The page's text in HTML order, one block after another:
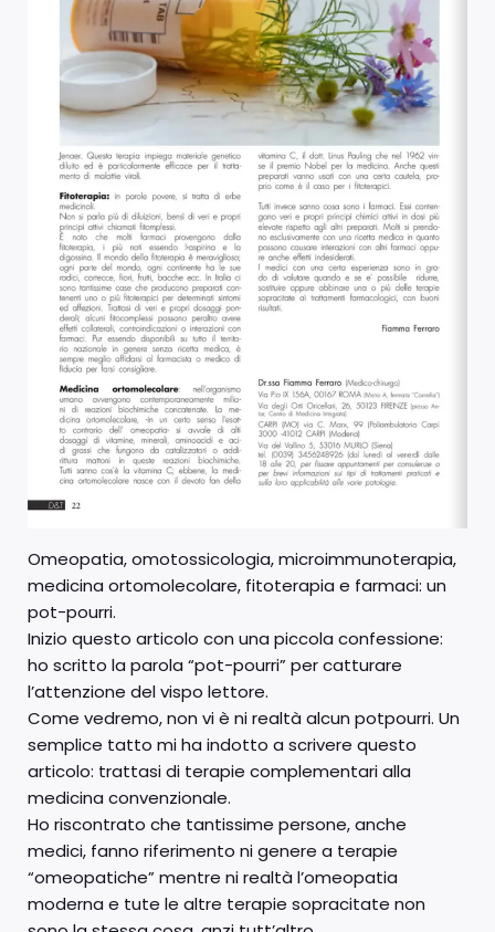
Omeopatia, omotossicologia, microimmunoterapia,
medicina ortomolecolare, fitoterapia e farmaci: un
pot-pourri.
Inizio questo articolo con una piccola confessione:
ho scritto la parola “pot-pourri” per catturare
l’attenzione del vispo lettore.
Come vedremo, non vi è ni realtà alcun potpourri. Un
semplice tatto mi ha indotto a scrivere questo
articolo: trattasi di terapie complementari alla
medicina convenzionale.
Ho riscontrato che tantissime persone, anche
medici, fanno riferimento ni genere a terapie
“omeopatiche” mentre ni realtà l’omeopatia
moderna e tute le altre terapie sopracitate non